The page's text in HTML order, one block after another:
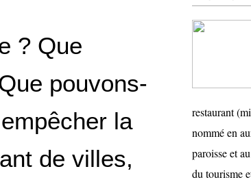
? Que
pouvons-
la
de villes,
restaurant
nommé en
paroisse et
du tourisme